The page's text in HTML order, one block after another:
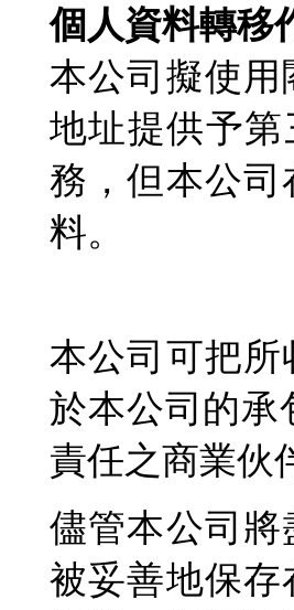
個人資料轉移
本公司擬使
地址提供予
務，但本公
料。
本公司可把
於本公司的承
責任之商業伙
儘管本公司
被妥善地保